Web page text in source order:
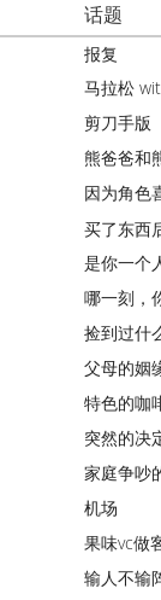
话题
报复
马拉松
剪刀手版
熊爸爸和
因为角色
买了东
是你一个
哪一刻，
捡到过什
父母的姻
特色的咖
突然的决
家庭争吵
机场
果味vc做
输人不输